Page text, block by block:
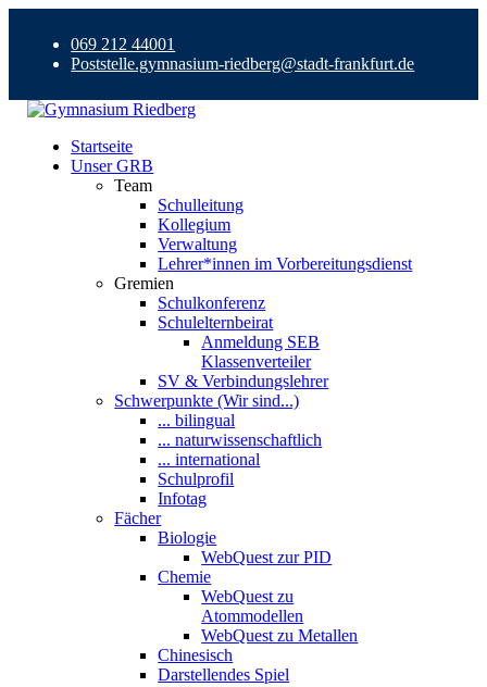
069 212 44001
Poststelle.gymnasium-riedberg@stadt-frankfurt.de
Startseite
Unser GRB
Team
Schulleitung
Kollegium
Verwaltung
Lehrer*innen im Vorbereitungsdienst
Gremien
Schulkonferenz
Schulelternbeirat
Anmeldung SEB
Klassenverteiler
SV & Verbindungslehrer
Schwerpunkte (Wir sind...)
... bilingual
... naturwissenschaftlich
... international
Schulprofil
Infotag
Fächer
Biologie
WebQuest zur PID
Chemie
WebQuest zu
Atommodellen
WebQuest zu Metallen
Chinesisch
Darstellendes Spiel